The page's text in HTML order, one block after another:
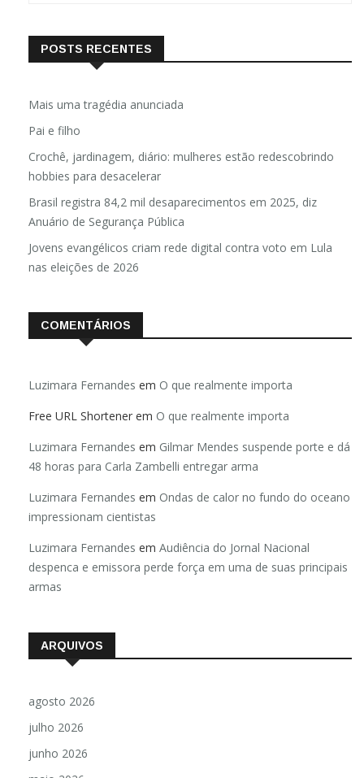
POSTS RECENTES
Mais uma tragédia anunciada
Pai e filho
Crochê, jardinagem, diário: mulheres estão redescobrindo
hobbies para desacelerar
Brasil registra 84,2 mil desaparecimentos em 2025, diz
Anuário de Segurança Pública
Jovens evangélicos criam rede digital contra voto em Lula
nas eleições de 2026
COMENTÁRIOS
Luzimara Fernandes em O que realmente importa
Free URL Shortener em O que realmente importa
Luzimara Fernandes em Gilmar Mendes suspende porte e dá
48 horas para Carla Zambelli entregar arma
Luzimara Fernandes em Ondas de calor no fundo do oceano
impressionam cientistas
Luzimara Fernandes em Audiência do Jornal Nacional
despenca e emissora perde força em uma de suas principais
armas
ARQUIVOS
agosto 2026
julho 2026
junho 2026